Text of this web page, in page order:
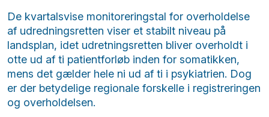
De kvartalsvise monitoreringstal for overholdelse
af udredningsretten viser et stabilt niveau på
landsplan, idet udretningsretten bliver overholdt i
otte ud af ti patientforløb inden for somatikken,
mens det gælder hele ni ud af ti i psykiatrien. Dog
er der betydelige regionale forskelle i registreringen
og overholdelsen.